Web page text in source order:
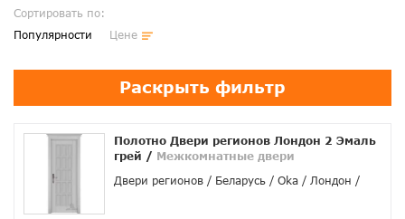
Сортировать по:
Популярности
Цене
Раскрыть фильтр
Полотно Двери регионов Лондон 2 Эмаль
грей / Межкомнатные двери
Двери регионов
Беларусь Oka Лондон